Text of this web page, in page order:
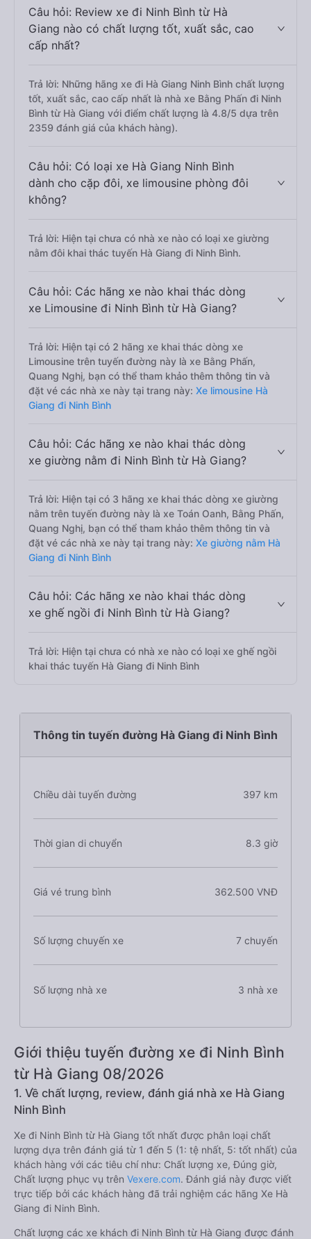
Câu hỏi: Review xe đi Ninh Bình từ Hà
Giang nào có chất lượng tốt, xuất sắc, cao
cấp nhất?
Trả lời: Những hãng xe đi Hà Giang Ninh Bình chất lượng
tốt, xuất sắc, cao cấp nhất là nhà xe Bằng Phấn đi Ninh
Bình từ Hà Giang với điểm chất lượng là 4.8/5 dựa trên
2359 đánh giá của khách hàng).
Câu hỏi: Có loại xe Hà Giang Ninh Bình
dành cho cặp đôi, xe limousine phòng đôi
không?
Trả lời: Hiện tại chưa có nhà xe nào có loại xe giường
nằm đôi khai thác tuyến Hà Giang đi Ninh Bình.
Câu hỏi: Các hãng xe nào khai thác dòng
xe Limousine đi Ninh Bình từ Hà Giang?
Trả lời: Hiện tại có 2 hãng xe khai thác dòng xe
Limousine trên tuyến đường này là xe Bằng Phấn,
Quang Nghị, bạn có thể tham khảo thêm thông tin và
đặt vé các nhà xe này tại trang này: Xe limousine Hà
Giang đi Ninh Bình
Câu hỏi: Các hãng xe nào khai thác dòng
xe giường nằm đi Ninh Bình từ Hà Giang?
Trả lời: Hiện tại có 3 hãng xe khai thác dòng xe giường
nằm trên tuyến đường này là xe Toán Oanh, Bằng Phấn,
Quang Nghị, bạn có thể tham khảo thêm thông tin và
đặt vé các nhà xe này tại trang này: Xe giường nằm Hà
Giang đi Ninh Bình
Câu hỏi: Các hãng xe nào khai thác dòng
xe ghế ngồi đi Ninh Bình từ Hà Giang?
Trả lời: Hiện tại chưa có nhà xe nào có loại xe ghế ngồi
khai thác tuyến Hà Giang đi Ninh Bình
Thông tin tuyến đường Hà Giang đi Ninh Bình
Chiều dài tuyến đường 397 km
Thời gian di chuyển 8.3 giờ
Giá vé trung bình 362.500 VNĐ
Số lượng chuyến xe 7 chuyến
Số lượng nhà xe 3 nhà xe
Giới thiệu tuyến đường xe đi Ninh Bình
từ Hà Giang 08/2026
1. Về chất lượng, review, đánh giá nhà xe Hà Giang
Ninh Bình
Xe đi Ninh Bình từ Hà Giang tốt nhất được phân loại chất
lượng dựa trên đánh giá từ 1 đến 5 (1: tệ nhất, 5: tốt nhất) của
khách hàng với các tiêu chí như: Chất lượng xe, Đúng giờ,
Chất lượng phục vụ trên Vexere.com. Đánh giá này được viết
trực tiếp bởi các khách hàng đã trải nghiệm các hãng Xe Hà
Giang đi Ninh Bình.
Chất lượng các xe khách đi Ninh Bình từ Hà Giang được đánh